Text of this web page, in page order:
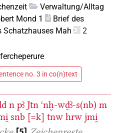
Verwaltung/Alltag
Mond 1
Brief des
Schatzhauses Mah
2
no. 3 in co(n)text
n pꜣ Jtn ꜥnḫ-wḏꜣ-s(nb) m
snb [=k] tnw hrw jmi̯